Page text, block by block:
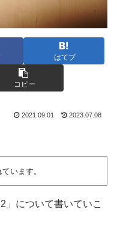
はてブ
コピー
2021.09.01 2023.07.08
います。
」について書いていこ